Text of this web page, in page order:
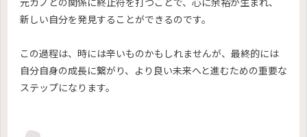
新しい自分を発見することができるのです。
この過程は、時には辛いものかもしれませんが、最終的には
自分自身の成長に繋がり、より良い未来へと進むための重要な
ステップになります。